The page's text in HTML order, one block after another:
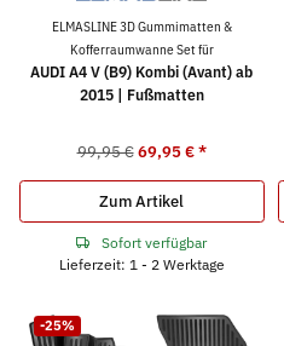
ELMASLINE 3D Gummimatten &
Kofferraumwanne Set für
AUDI A4 V (B9) Kombi (Avant) ab
2015 | Fußmatten
99,95 € 69,95 €*
Zum Artikel
Sofort verfügbar
Lieferzeit: 1 - 2 Werktage
-25%